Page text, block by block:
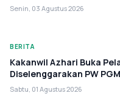
Senin, 03 Agustus 2026
BERITA
Kakanwil Azhari Buka
Diselenggarakan PW
Sabtu, 01 Agustus 2026